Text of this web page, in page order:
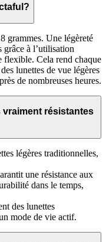
grammes. Une légèreté
grâce à l’utilisation
flexible. Cela rend chaque
lunettes de vue légères
de nombreuses heures.
vraiment résistantes
légères traditionnelles,
une résistance aux
dans le temps,
des lunettes
mode de vie actif.